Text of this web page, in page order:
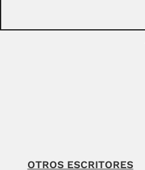
OTROS ESCRITORES